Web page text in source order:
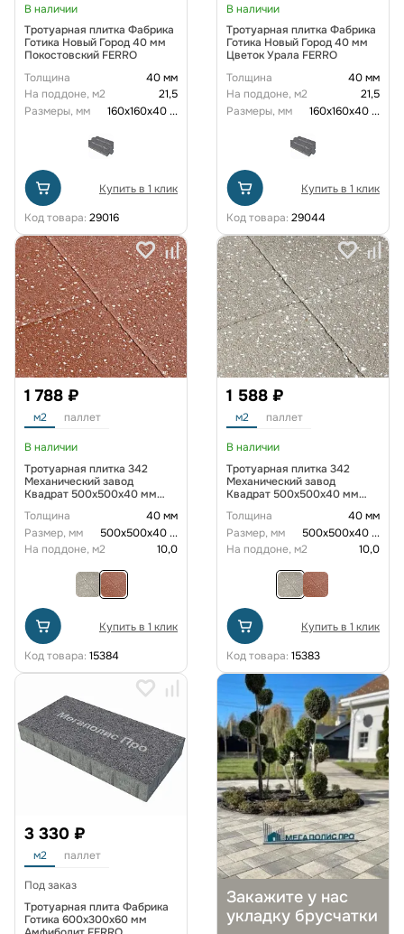
В наличии
Тротуарная плитка Фабрика
Готика Новый Город 40 мм
Покостовский FERRO
Толщина
40 мм
На поддоне, м2
21,5
Размеры, мм
160х160х40...
Купить в 1 клик
Код товара: 29016
В наличии
Тротуарная плитка Фабрика
Готика Новый Город 40 мм
Цветок Урала FERRO
Толщина
40 мм
На поддоне, м2
21,5
Размеры, мм
160х160х40...
Купить в 1 клик
Код товара: 29044
1 788 ₽
м2 паллет
В наличии
Тротуарная плитка 342
Механический завод
Квадрат 500х500х40 мм
крошкой цвет Красный
Толщина
40 мм
Размер, мм
500х500х40...
На поддоне, м2
10,0
Купить в 1 клик
Код товара: 15384
1 588 ₽
м2 паллет
В наличии
Тротуарная плитка 342
Механический завод
Квадрат 500х500х40 мм
крошкой цвет Серый
Толщина
40 мм
Размер, мм
500х500х40...
На поддоне, м2
10,0
Купить в 1 клик
Код товара: 15383
3 330 ₽
м2 паллет
Под заказ
Тротуарная плита Фабрика
Готика 600х300х60 мм
Закажите у нас
укладку брусчатки